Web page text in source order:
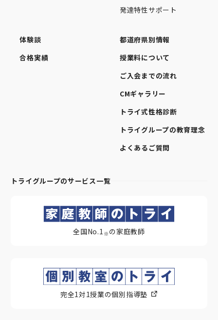
発達特性サポート
体験談
合格実績
都道府県別情報
授業料について
ご入会までの流れ
CMギャラリー
トライ式性格診断
トライグループの教育理念
よくあるご質問
トライグループのサービス一覧
全国No.1 ※ の家庭教師
完全1対1授業の個別指導塾